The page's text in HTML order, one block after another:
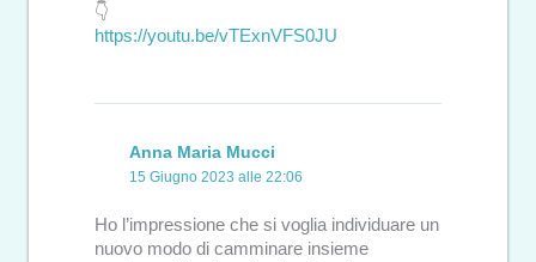
👇
https://youtu.be/vTExnVFS0JU
Anna Maria Mucci
15 Giugno 2023 alle 22:06
Ho l’impressione che si voglia individuare un
nuovo modo di camminare insieme